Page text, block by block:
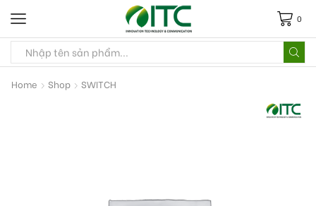
0
Home Shop SWITCH